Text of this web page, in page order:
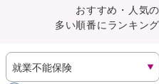
イオンカー
キャンペー
おすすめ・人気
多い順番にランキン